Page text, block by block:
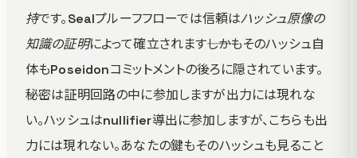
持です。Sealプルーフフローでは信頼はハッシュ原像の
知識の証明によって確立されます――しかもそのハッシュ自
体もPoseidonコミットメントの後ろに隠されています。
秘密は証明回路の中に参加しますが出力には現れな
い。ハッシュはnullifier導出に参加しますが、こちらも出
力には現れない。あなたの鍵もそのハッシュも見ること